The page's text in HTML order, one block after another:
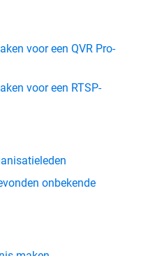
voor een QVR Pro-
voor een RTSP-
onbekende